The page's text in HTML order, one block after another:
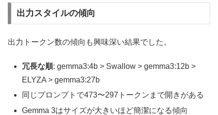
出力スタイルの傾向
出力トークン数の傾向も興味深い結果でした。
冗長な順: gemma3:4b > Swallow > gemma3:12b >
ELYZA > gemma3:27b
同じプロンプトで473〜297トークンまで開きがある
Gemma 3はサイズが大きいほど簡潔になる傾向